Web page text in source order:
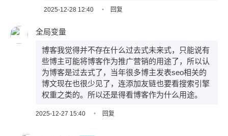
2025-12-28 12:40 • 回复
全局变量
博客我觉得并不存在什么过去式未来式，只能说有
些博主可能将博客作为推广营销的用途了，所以认
为博客是过去式了，当年很多博主发表seo相关的
博文现在也很少见了，连添加友链也要看搜索引擎
权重之类的。所以还是得看博客作为什么用途。
2025-12-27 15:40 • 回复